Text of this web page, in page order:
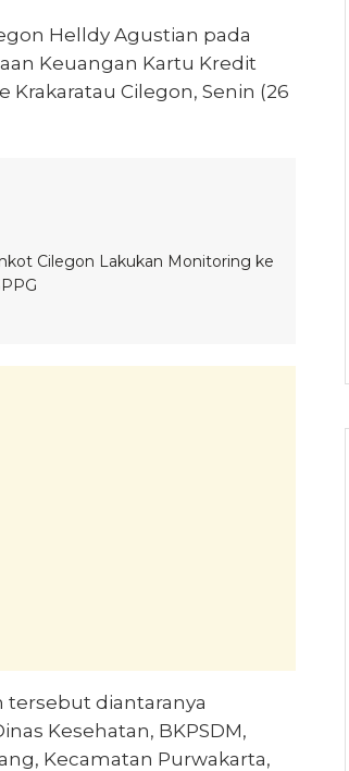
Helldy Agustian pada
Keuangan Kartu Kredit
Krakaratau Cilegon, Senin (26
Cilegon Lakukan Monitoring ke
tersebut diantaranya
Kesehatan, BKPSDM,
Kecamatan Purwakarta,